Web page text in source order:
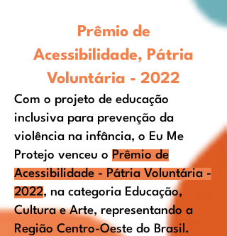
Prêmio de
Acessibilidade, Pátria
Voluntária - 2022
Com o projeto de educação
inclusiva para prevenção da
violência na infância, o Eu Me
Protejo venceu o Prêmio de
Acessibilidade - Pátria Voluntária -
2022, na categoria Educação,
Cultura e Arte, representando a
Região Centro-Oeste do Brasil.